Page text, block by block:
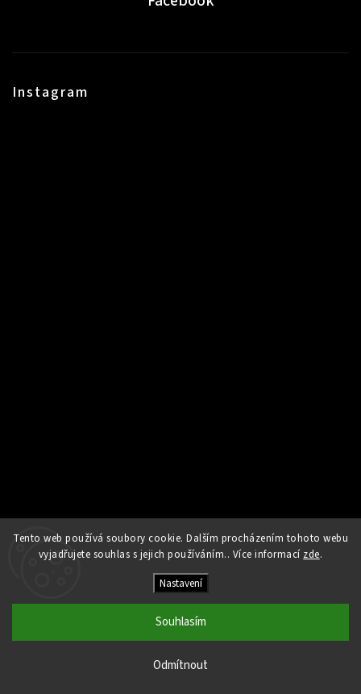
Tento web používá soubory cookie. Dalším procházením tohoto webu
vyjadřujete souhlas s jejich používáním.. Více informací zde.
Nastavení
Odmítnout
Souhlasím
Instagram
Sledovat na Instagramu
Kamna Helios
Upravit nastavení cookies